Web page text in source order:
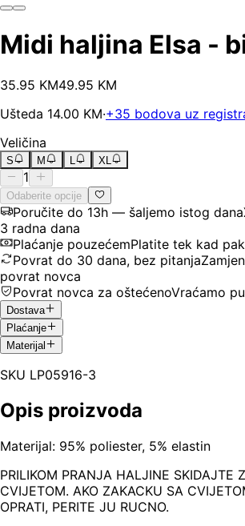
Midi haljina Elsa -
35.95 KM49.95 KM
Ušteda 14.00 KM·+35 bodova uz
Veličina
S M L XL
1
Odaberite opcije
Poručite do 13h — šaljemo istog dana
3 radna dana
Plaćanje pouzećemPlatite tek kad
Povrat do 30 dana, bez pitanja
povrat novca
Povrat novca za oštećenoVraćamo
Dostava
Plaćanje
Materijal
SKU LP05916-3
Opis proizvoda
Materijal: 95% poliester, 5% elastin
PRILIKOM PRANJA HALJINE SKIDAJTE
CVIJETOM. AKO ZAKACKU SA
OPRATI, PERITE JU RUCNO.